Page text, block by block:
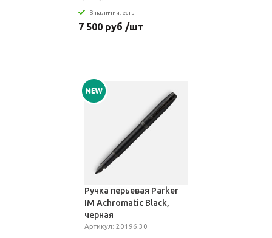
В наличии: есть
7 500 руб /шт
Ручка перьевая Parker
IM Achromatic Black,
черная
Артикул: 20196.30